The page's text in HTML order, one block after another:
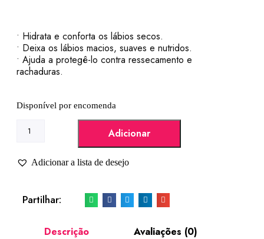
• Hidrata e conforta os lábios secos.
• Deixa os lábios macios, suaves e nutridos.
• Ajuda a protegê-lo contra ressecamento e
rachaduras.
Disponível por encomenda
Adicionar
Adicionar a lista de desejo
Partilhar:
Descrição Avaliações (0)